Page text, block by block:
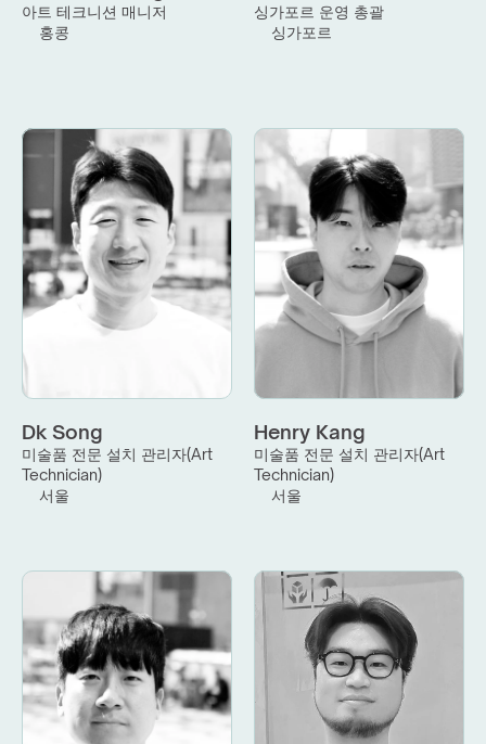
아트 테크니션 매니저
홍콩
싱가포르 운영 총괄
싱가포르
Dk Song
미술품 전문 설치 관리자(Art
Technician)
서울
Henry Kang
미술품 전문 설치 관리자(Art
Technician)
서울